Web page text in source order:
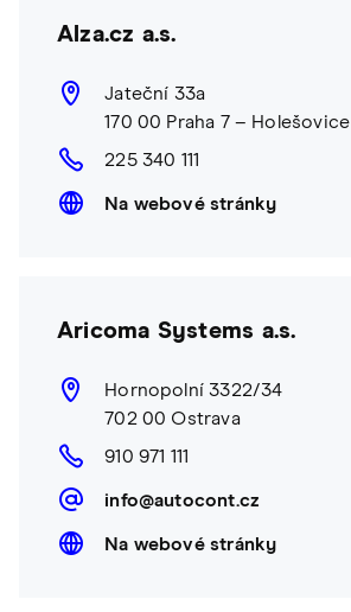
Alza.cz a.s.
Jateční 33a
170 00 Praha 7 – Holešovice
225 340 111
Na webové stránky
Aricoma Systems a.s.
Hornopolní 3322/34
702 00 Ostrava
910 971 111
info@autocont.cz
Na webové stránky